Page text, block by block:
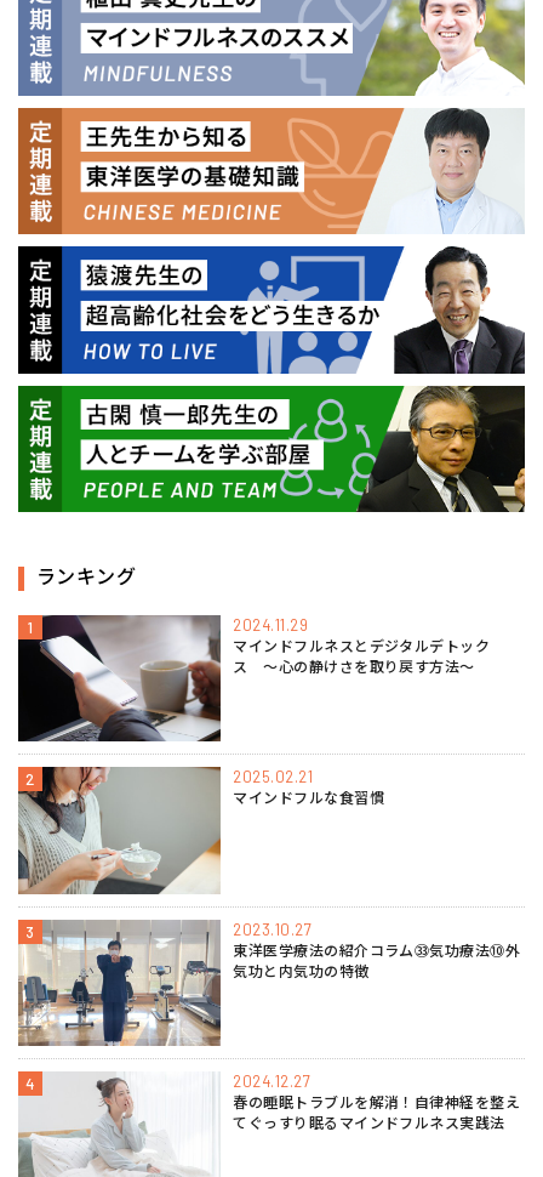
ランキング
1 2024.11.29
マインドフルネスとデジタルデトック
ス 〜心の静けさを取り戻す方法〜
2 2025.02.21
マインドフルな食習慣
3 2023.10.27
東洋医学療法の紹介コラム㉝気功療法⑩外
気功と内気功の特徴
4 2024.12.27
春の睡眠トラブルを解消！自律神経を整え
てぐっすり眠るマインドフルネス実践法